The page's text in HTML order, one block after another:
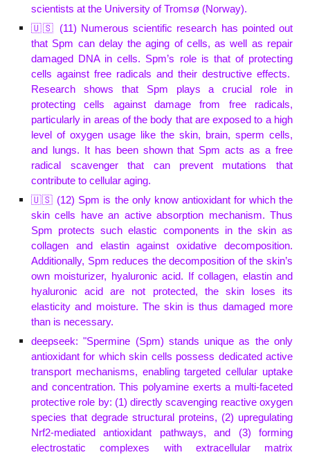
scientists at the University of Tromsø (Norway).
🇺🇸 (11) Numerous scientific research has pointed out
that Spm can delay the aging of cells, as well as repair
damaged DNA in cells. Spm’s role is that of protecting
cells against free radicals and their destructive effects.
Research shows that Spm plays a crucial role in
protecting cells against damage from free radicals,
particularly in areas of the body that are exposed to a high
level of oxygen usage like the skin, brain, sperm cells,
and lungs. It has been shown that Spm acts as a free
radical scavenger that can prevent mutations that
contribute to cellular aging.
🇺🇸 (12) Spm is the only know antioxidant for which the
skin cells have an active absorption mechanism. Thus
Spm protects such elastic components in the skin as
collagen and elastin against oxidative decomposition.
Additionally, Spm reduces the decomposition of the skin’s
own moisturizer, hyaluronic acid. If collagen, elastin and
hyaluronic acid are not protected, the skin loses its
elasticity and moisture. The skin is thus damaged more
than is necessary.
deepseek: "Spermine (Spm) stands unique as the only
antioxidant for which skin cells possess dedicated active
transport mechanisms, enabling targeted cellular uptake
and concentration. This polyamine exerts a multi-faceted
protective role by: (1) directly scavenging reactive oxygen
species that degrade structural proteins, (2) upregulating
Nrf2-mediated antioxidant pathways, and (3) forming
electrostatic complexes with extracellular matrix